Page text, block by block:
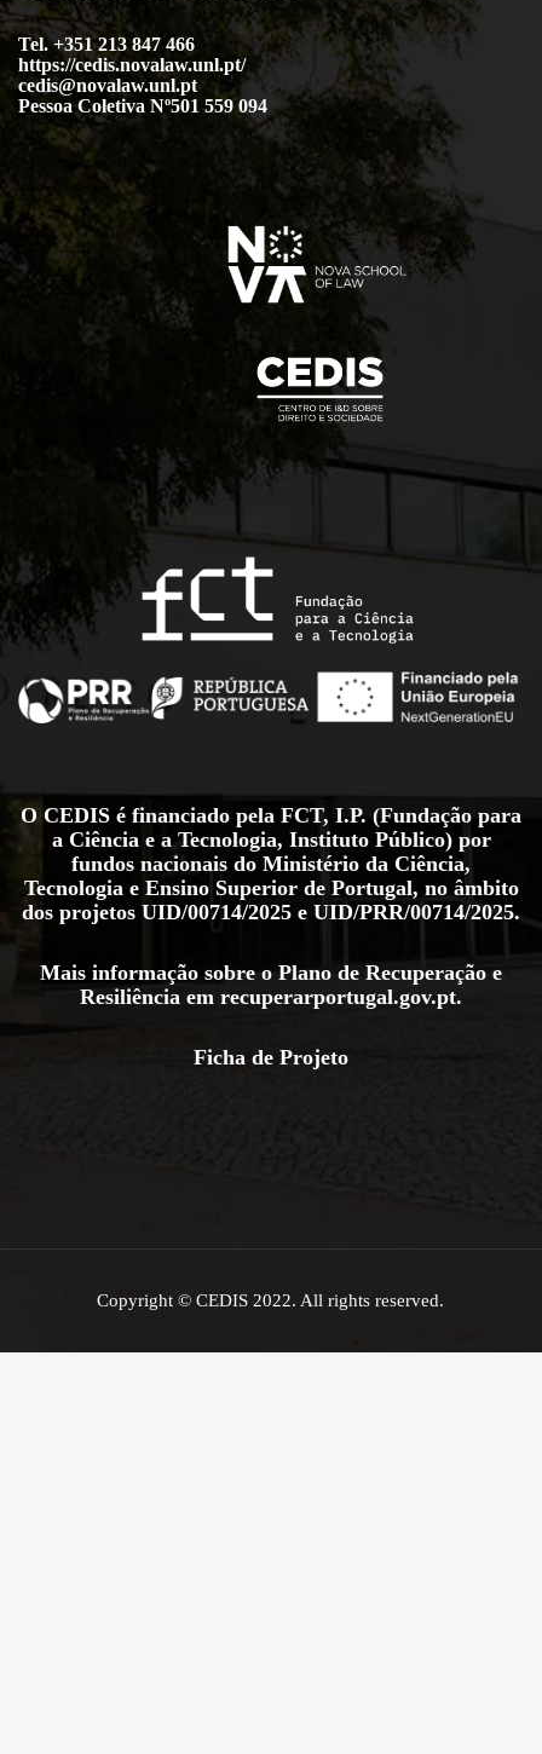
Tel. +351 213 847 466
https://cedis.novalaw.unl.pt/
cedis@novalaw.unl.pt
Pessoa Coletiva Nº501 559 094
O CEDIS é financiado pela FCT, I.P. (Fundação para
a Ciência e a Tecnologia, Instituto Público) por
fundos nacionais do Ministério da Ciência,
Tecnologia e Ensino Superior de Portugal, no âmbito
dos projetos UID/00714/2025 e UID/PRR/00714/2025.
Mais informação sobre o Plano de Recuperação e
Resiliência em recuperarportugal.gov.pt.
Ficha de Projeto
Copyright © CEDIS 2022. All rights reserved.